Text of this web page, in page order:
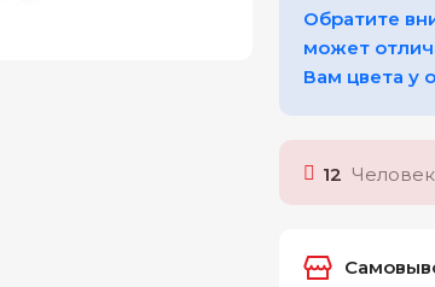
Обратите
может
Вам цвета у
12